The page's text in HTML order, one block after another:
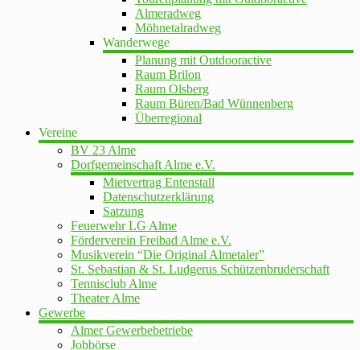
Almeradweg
Möhnetalradweg
Wanderwege
Planung mit Outdooractive
Raum Brilon
Raum Olsberg
Raum Büren/Bad Wünnenberg
Überregional
Vereine
BV 23 Alme
Dorfgemeinschaft Alme e.V.
Mietvertrag Entenstall
Datenschutzerklärung
Satzung
Feuerwehr LG Alme
Förderverein Freibad Alme e.V.
Musikverein “Die Original Almetaler”
St. Sebastian & St. Ludgerus Schützenbruderschaft
Tennisclub Alme
Theater Alme
Gewerbe
Almer Gewerbebetriebe
Jobbörse